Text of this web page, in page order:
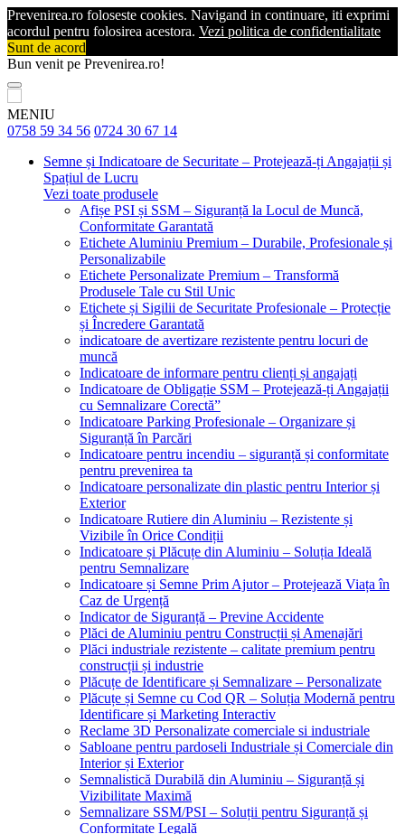
Prevenirea.ro foloseste cookies. Navigand in continuare, iti exprimi
acordul pentru folosirea acestora. Vezi politica de confidentialitate
Sunt de acord
Bun venit pe Prevenirea.ro!
MENIU
0758 59 34 56 0724 30 67 14
Semne și Indicatoare de Securitate – Protejează-ți Angajații și
Spațiul de Lucru
Vezi toate produsele
Afișe PSI și SSM – Siguranță la Locul de Muncă,
Conformitate Garantată
Etichete Aluminiu Premium – Durabile, Profesionale și
Personalizabile
Etichete Personalizate Premium – Transformă
Produsele Tale cu Stil Unic
Etichete și Sigilii de Securitate Profesionale – Protecție
și Încredere Garantată
indicatoare de avertizare rezistente pentru locuri de
muncă
Indicatoare de informare pentru clienți și angajați
Indicatoare de Obligație SSM – Protejează-ți Angajații
cu Semnalizare Corectă”
Indicatoare Parking Profesionale – Organizare și
Siguranță în Parcări
Indicatoare pentru incendiu – siguranță și conformitate
pentru prevenirea ta
Indicatoare personalizate din plastic pentru Interior și
Exterior
Indicatoare Rutiere din Aluminiu – Rezistente și
Vizibile în Orice Condiții
Indicatoare și Plăcuțe din Aluminiu – Soluția Ideală
pentru Semnalizare
Indicatoare și Semne Prim Ajutor – Protejează Viața în
Caz de Urgență
Indicator de Siguranță – Previne Accidente
Plăci de Aluminiu pentru Construcții și Amenajări
Plăci industriale rezistente – calitate premium pentru
construcții și industrie
Plăcuțe de Identificare și Semnalizare – Personalizate
Plăcuțe și Semne cu Cod QR – Soluția Modernă pentru
Identificare și Marketing Interactiv
Reclame 3D Personalizate comerciale si industriale
Sabloane pentru pardoseli Industriale și Comerciale din
Interior și Exterior
Semnalistică Durabilă din Aluminiu – Siguranță și
Vizibilitate Maximă
Semnalizare SSM/PSI – Soluții pentru Siguranță și
Conformitate Legală